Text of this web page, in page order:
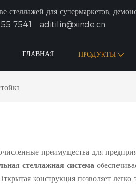
для супермаркетов,
7541 aditilin@xinde.cn
ГЛАВНАЯ ПРОДУКТЫ
преимущества для
стеллажная система
конструкция позволяет